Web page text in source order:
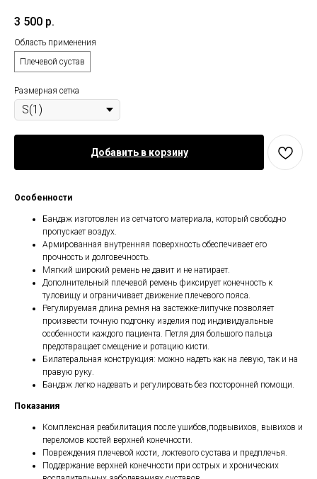
3 500 р.
Область применения
Плечевой сустав
Размерная сетка
Добавить в корзину
Особенности
Бандаж изготовлен из сетчатого материала, который свободно
пропускает воздух.
Армированная внутренняя поверхность обеспечивает его
прочность и долговечность.
Мягкий широкий ремень не давит и не натирает.
Дополнительный плечевой ремень фиксирует конечность к
туловищу и ограничивает движение плечевого пояса.
Регулируемая длина ремня на застежке-липучке позволяет
произвести точную подгонку изделия под индивидуальные
особенности каждого пациента. Петля для большого пальца
предотвращает смещение и ротацию кисти.
Билатеральная конструкция: можно надеть как на левую, так и на
правую руку.
Бандаж легко надевать и регулировать без посторонней помощи.
Показания
Комплексная реабилитация после ушибов,подвывихов, вывихов и
переломов костей верхней конечности.
Повреждения плечевой кости, локтевого сустава и предплечья.
Поддержание верхней конечности при острых и хронических